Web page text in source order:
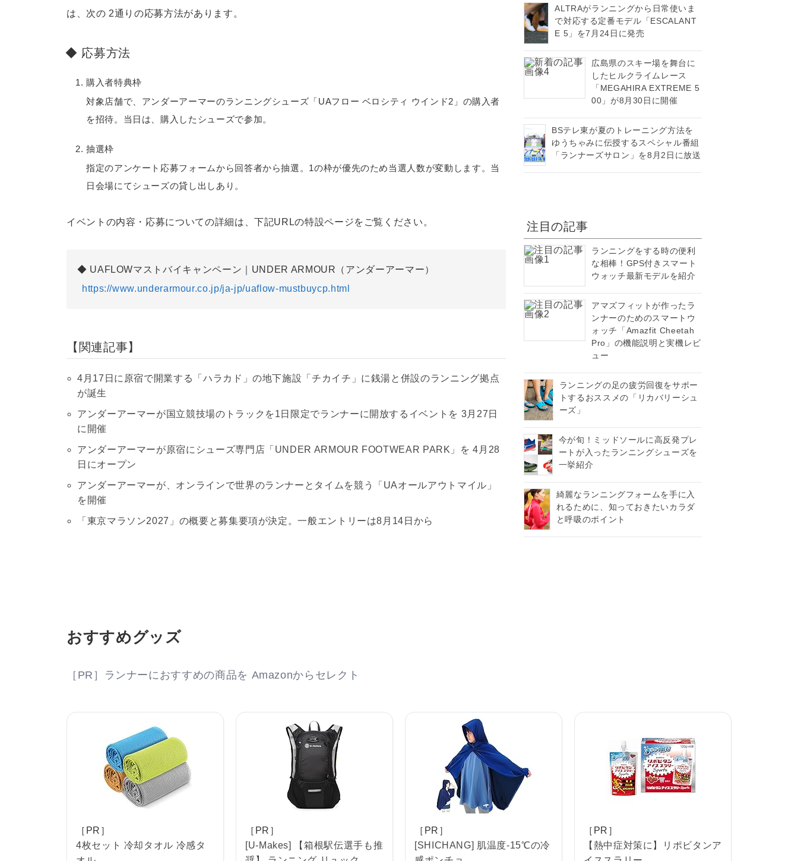
は、次の 2通りの応募方法があります。
応募方法
購入者特典枠
対象店舗で、アンダーアーマーのランニングシューズ「UAフロー ベロシティ ウインド2」の購入者
を招待。当日は、購入したシューズで参加。
抽選枠
指定のアンケート応募フォームから回答者から抽選。1の枠が優先のため当選人数が変動します。当
日会場にてシューズの貸し出しあり。
イベントの内容・応募についての詳細は、下記URLの特設ページをご覧ください。
UAFLOWマストバイキャンペーン｜UNDER ARMOUR（アンダーアーマー）
https://www.underarmour.co.jp/ja-jp/uaflow-mustbuycp.html
関連記事
4月17日に原宿で開業する「ハラカド」の地下施設「チカイチ」に銭湯と併設のランニング拠点
が誕生
アンダーアーマーが国立競技場のトラックを1日限定でランナーに開放するイベントを 3月27日
に開催
アンダーアーマーが原宿にシューズ専門店「UNDER ARMOUR FOOTWEAR PARK」を 4月28
日にオープン
アンダーアーマーが、オンラインで世界のランナーとタイムを競う「UAオールアウトマイル」
を開催
「東京マラソン2027」の概要と募集要項が決定。一般エントリーは8月14日から
ALTRAがランニングから日常使いま
で対応する定番モデル「ESCALANT
E 5」を7月24日に発売
広島県のスキー場を舞台に
したヒルクライムレース
「MEGAHIRA EXTREME 5
00」が8月30日に開催
BSテレ東が夏のトレーニング方法を
ゆうちゃみに伝授するスペシャル番組
「ランナーズサロン」を8月2日に放送
注目の記事
ランニングをする時の便利
な相棒！GPS付きスマート
ウォッチ最新モデルを紹介
アマズフィットが作ったラ
ンナーのためのスマートウ
ォッチ「Amazfit Cheetah
Pro」の機能説明と実機レビ
ュー
ランニングの足の疲労回復をサポー
トするおススメの「リカバリーシュ
ーズ」
今が旬！ミッドソールに高反発プレ
ートが入ったランニングシューズを
一挙紹介
綺麗なランニングフォームを手に入
れるために、知っておきたいカラダ
と呼吸のポイント
おすすめグッズ
［PR］ランナーにおすすめの商品を Amazonからセレクト
［PR］
4枚セット 冷却タオル 冷感タ
［PR］
[U-Makes] 【箱根駅伝選手も推
［PR］
[SHICHANG] 肌温度-15℃の冷
［PR］
【熱中症対策に】リポビタンア